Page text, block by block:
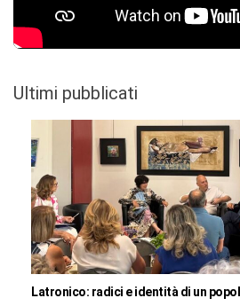
Ultimi pubblicati
Latronico: radici e identità di un